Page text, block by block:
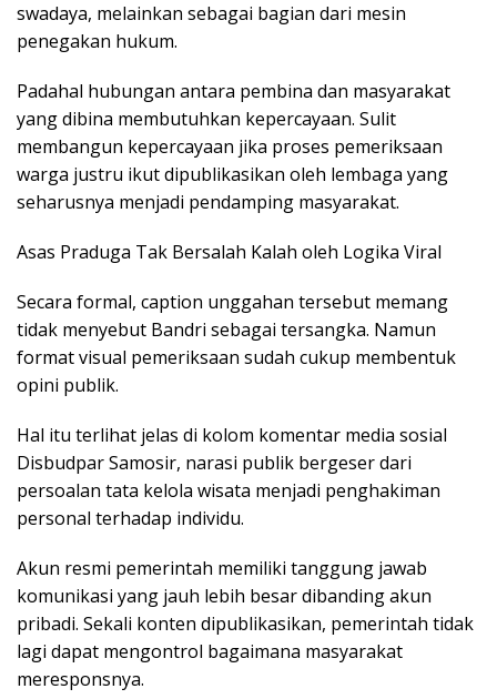
swadaya, melainkan sebagai bagian dari mesin
penegakan hukum.
Padahal hubungan antara pembina dan masyarakat
yang dibina membutuhkan kepercayaan. Sulit
membangun kepercayaan jika proses pemeriksaan
warga justru ikut dipublikasikan oleh lembaga yang
seharusnya menjadi pendamping masyarakat.
Asas Praduga Tak Bersalah Kalah oleh Logika Viral
Secara formal, caption unggahan tersebut memang
tidak menyebut Bandri sebagai tersangka. Namun
format visual pemeriksaan sudah cukup membentuk
opini publik.
Hal itu terlihat jelas di kolom komentar media sosial
Disbudpar Samosir, narasi publik bergeser dari
persoalan tata kelola wisata menjadi penghakiman
personal terhadap individu.
Akun resmi pemerintah memiliki tanggung jawab
komunikasi yang jauh lebih besar dibanding akun
pribadi. Sekali konten dipublikasikan, pemerintah tidak
lagi dapat mengontrol bagaimana masyarakat
meresponsnya.